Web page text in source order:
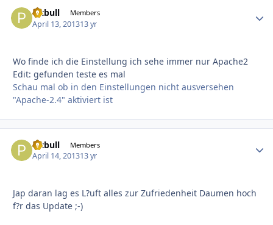
Pitbull Members
April 13, 201313 yr
Wo finde ich die Einstellung ich sehe immer nur Apache2
Edit: gefunden teste es mal
Schau mal ob in den Einstellungen nicht ausversehen
"Apache-2.4" aktiviert ist
Pitbull Members
April 14, 201313 yr
Jap daran lag es L?uft alles zur Zufriedenheit Daumen hoch
f?r das Update ;-)